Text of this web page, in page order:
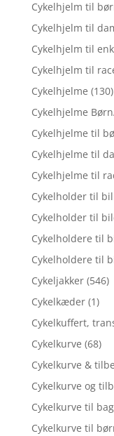
Cykelhjelm til
Cykelhjelm til
Cykelhjelm til
Cykelhjelm til
Cykelhjelme (130)
Cykelhjelme
Cykelhjelme til
Cykelhjelme til
Cykelhjelme til
Cykelholder til bil
Cykelholder til
Cykelholdere til
Cykelholdere til
Cykeljakker (546)
Cykelkæder (1)
Cykelkuffert,
Cykelkurve (68)
Cykelkurve &
Cykelkurve og
Cykelkurve til bag
Cykelkurve til